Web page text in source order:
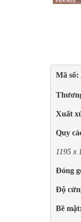
Mã số:
Xuất
Quy
1195 x
Đóng
Độ
Bề mặt: